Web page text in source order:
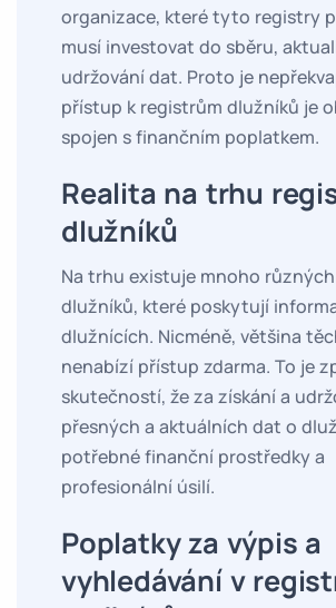
organizace, které tyto registry
musí investovat do sběru,
udržování dat. Proto je
přístup k registrům dlužníků je
spojen s finančním poplatkem.
Realita na trhu
dlužníků
Na trhu existuje mnoho
dlužníků, které poskytují
dlužnících. Nicméně, většina
nenabízí přístup zdarma. To je
skutečností, že za získání a
přesných a aktuálních dat o
potřebné finanční prostředky a
profesionální úsilí.
Poplatky za výpis a
vyhledávání v